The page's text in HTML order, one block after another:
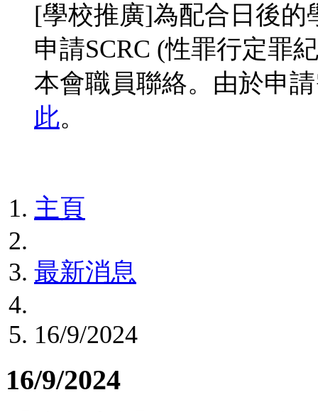
[學校推廣]為配合日後的
申請SCRC (性罪行定罪
本會職員聯絡。由於申
此。
主頁
最新消息
16/9/2024
16/9/2024